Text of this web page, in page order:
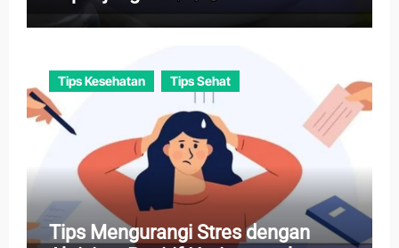
Tips Kesehatan Tips Sehat
Tips Mengurangi Stres dengan